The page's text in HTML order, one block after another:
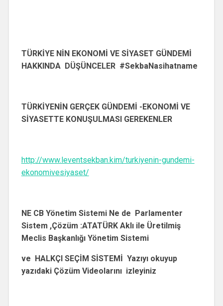
TÜRKİYE NİN EKONOMİ VE SİYASET GÜNDEMİ
HAKKINDA DÜŞÜNCELER #SekbaNasihatname
TÜRKİYENİN GERÇEK GÜNDEMİ -EKONOMİ VE
SİYASETTE KONUŞULMASI GEREKENLER
http://www.leventsekban.kim/turkiyenin-gundemi-
ekonomivesiyaset/
NE CB Yönetim Sistemi Ne de Parlamenter
Sistem ,Çözüm :ATATÜRK Aklı ile Üretilmiş
Meclis Başkanlığı Yönetim Sistemi
ve HALKÇI SEÇİM SİSTEMİ Yazıyı okuyup
yazıdaki Çözüm Videolarını izleyiniz